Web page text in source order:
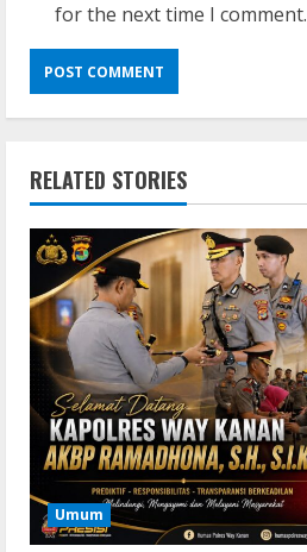
for the next time I comment.
RELATED STORIES
Umum